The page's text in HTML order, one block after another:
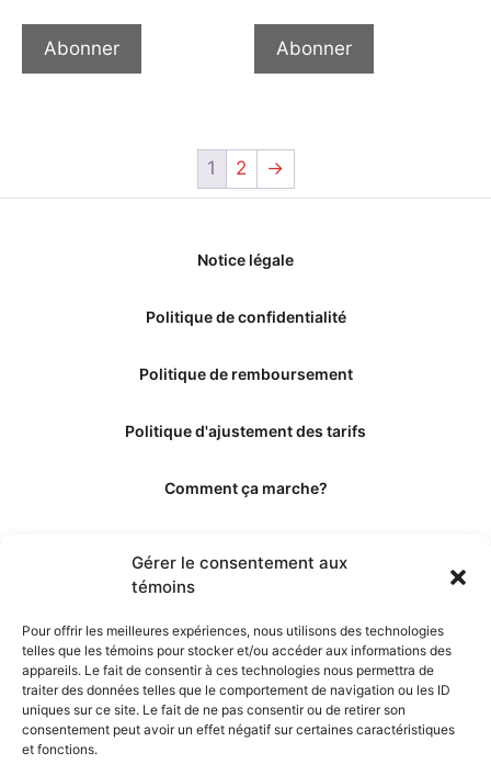
Gérer le consentement aux
témoins
Pour offrir les meilleures expériences, nous utilisons des technologies
telles que les témoins pour stocker et/ou accéder aux informations des
appareils. Le fait de consentir à ces technologies nous permettra de
traiter des données telles que le comportement de navigation ou les ID
uniques sur ce site. Le fait de ne pas consentir ou de retirer son
consentement peut avoir un effet négatif sur certaines caractéristiques
et fonctions.
Abonner Abonner
1 2 →
Notice légale
Politique de confidentialité
Politique de remboursement
Politique d'ajustement des tarifs
Comment ça marche?
Les éditeurs
Les experts et collaborateurs